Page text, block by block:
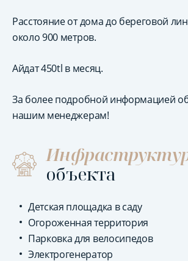
Расстояние от дома до береговой
около 900 метров.
Айдат 450tl в месяц.
За более подробной информацией
нашим менеджерам!
объекта
Детская площадка в саду
Огороженная территория
Парковка для велосипедов
Электрогенератор